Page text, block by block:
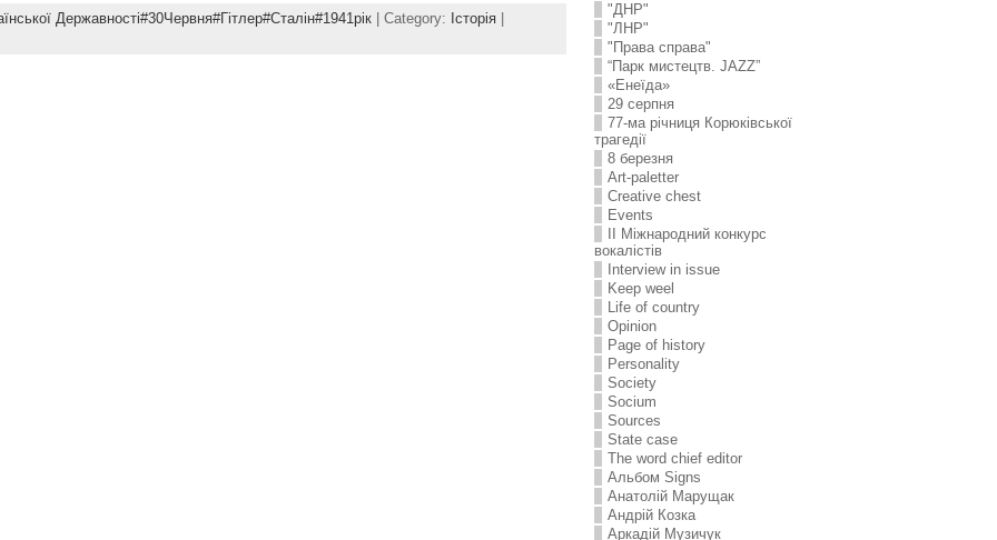
Державності#30Червня#Гітлер#Сталін#1941рік | Category: Історія
"ДНР"
"ЛНР"
"Права справа"
“Парк мистецтв. JAZZ”
«Енеїда»
29 серпня
77-ма річниця Корюківської
трагедії
8 березня
Art-paletter
Creative chest
Events
II Міжнародний конкурс
вокалістів
Interview in issue
Keep weel
Life of country
Opinion
Page of history
Personality
Society
Socium
Sources
State case
The word chief editor
Альбом Signs
Анатолій Марущак
Андрій Козка
Аркадій Музичук